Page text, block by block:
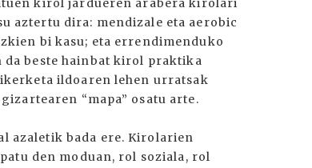
kirol jardueren arabera kirolari
aztertu dira: mendizale eta aerobic
bi kasu; eta errendimenduko
beste hainbat kirol praktika
ildoaren lehen urratsak
“mapa” osatu arte.
azaletik bada ere. Kirolarien
den moduan, rol soziala, rol